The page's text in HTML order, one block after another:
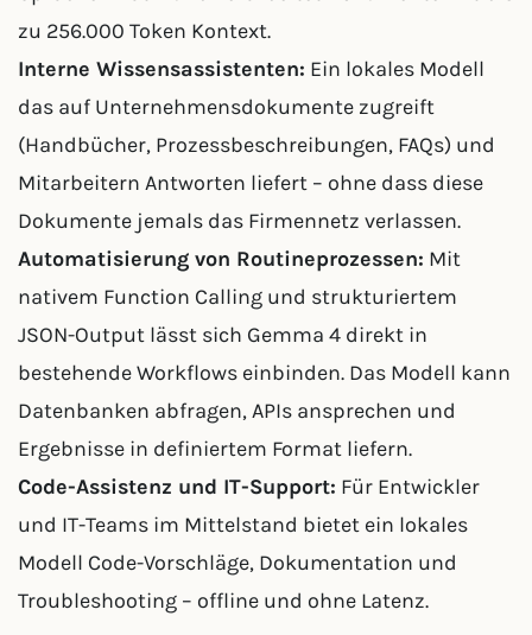
zu 256.000 Token Kontext.
Interne Wissensassistenten: Ein lokales Modell
das auf Unternehmensdokumente zugreift
(Handbücher, Prozessbeschreibungen, FAQs) und
Mitarbeitern Antworten liefert – ohne dass diese
Dokumente jemals das Firmennetz verlassen.
Automatisierung von Routineprozessen: Mit
nativem Function Calling und strukturiertem
JSON-Output lässt sich Gemma 4 direkt in
bestehende Workflows einbinden. Das Modell kann
Datenbanken abfragen, APIs ansprechen und
Ergebnisse in definiertem Format liefern.
Code-Assistenz und IT-Support: Für Entwickler
und IT-Teams im Mittelstand bietet ein lokales
Modell Code-Vorschläge, Dokumentation und
Troubleshooting – offline und ohne Latenz.